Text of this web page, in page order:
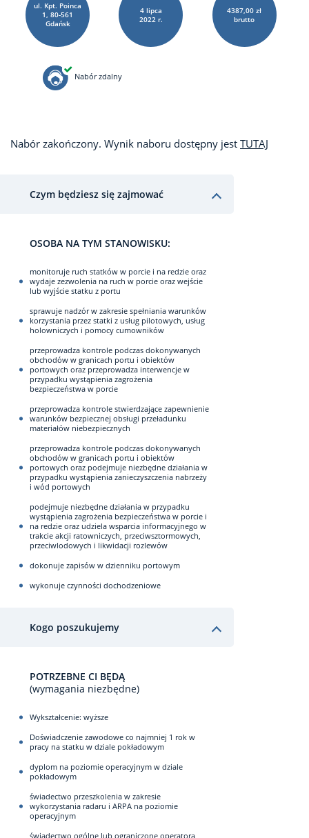
ul. Kpt. Poinca
1, 80-561
Gdańsk
4 lipca
2022 r.
4387,00 zł
brutto
Nabór zdalny
Nabór zakończony. Wynik naboru dostępny jest TUTAJ
Czym będziesz się zajmować
OSOBA NA TYM STANOWISKU:
monitoruje ruch statków w porcie i na redzie oraz
wydaje zezwolenia na ruch w porcie oraz wejście
lub wyjście statku z portu
sprawuje nadzór w zakresie spełniania warunków
korzystania przez statki z usług pilotowych, usług
holowniczych i pomocy cumowników
przeprowadza kontrole podczas dokonywanych
obchodów w granicach portu i obiektów
portowych oraz przeprowadza interwencje w
przypadku wystąpienia zagrożenia
bezpieczeństwa w porcie
przeprowadza kontrole stwierdzające zapewnienie
warunków bezpiecznej obsługi przeładunku
materiałów niebezpiecznych
przeprowadza kontrole podczas dokonywanych
obchodów w granicach portu i obiektów
portowych oraz podejmuje niezbędne działania w
przypadku wystąpienia zanieczyszczenia nabrzeży
i wód portowych
podejmuje niezbędne działania w przypadku
wystąpienia zagrożenia bezpieczeństwa w porcie i
na redzie oraz udziela wsparcia informacyjnego w
trakcie akcji ratowniczych, przeciwsztormowych,
przeciwlodowych i likwidacji rozlewów
dokonuje zapisów w dzienniku portowym
wykonuje czynności dochodzeniowe
Kogo poszukujemy
POTRZEBNE CI BĘDĄ
(wymagania niezbędne)
Wykształcenie: wyższe
Doświadczenie zawodowe co najmniej 1 rok w
pracy na statku w dziale pokładowym
dyplom na poziomie operacyjnym w dziale
pokładowym
świadectwo przeszkolenia w zakresie
wykorzystania radaru i ARPA na poziomie
operacyjnym
świadectwo ogólne lub ograniczone operatora